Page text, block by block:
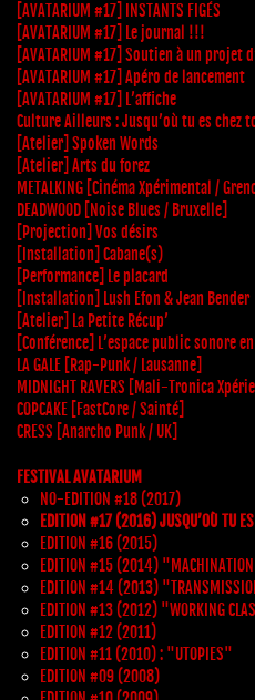
[AVATARIUM #17] INSTANTS FIGÉS
[AVATARIUM #17] Le journal !!!
[AVATARIUM #17] Soutien à un
[AVATARIUM #17] Apéro de lancement
[AVATARIUM #17] L’affiche
Culture Ailleurs : Jusqu’où tu es chez
[Atelier] Spoken Words
[Atelier] Arts du forez
METALKING [Cinéma Xpérimental /
DEADWOOD [Noise Blues / Bruxelle]
[Projection] Vos désirs
[Installation] Cabane(s)
[Performance] Le placard
[Installation] Lush Efon & Jean Bender
[Atelier] La Petite Récup’
[Conférence] L’espace public sonore
LA GALE [Rap-Punk / Lausanne]
MIDNIGHT RAVERS [Mali-Tronica
COPCAKE [FastCore / Sainté]
CRESS [Anarcho Punk / UK]
FESTIVAL AVATARIUM
NO-EDITION #18 (2017)
EDITION #17 (2016) JUSQU’OÙ TU ES
EDITION #16 (2015)
EDITION #15 (2014)
EDITION #14 (2013)
EDITION #13 (2012) "WORKING
EDITION #12 (2011)
EDITION #11 (2010) : "UTOPIES"
EDITION #09 (2008)